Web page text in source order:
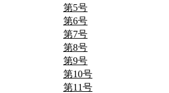
第5号
第6号
第7号
第8号
第9号
第10号
第11号